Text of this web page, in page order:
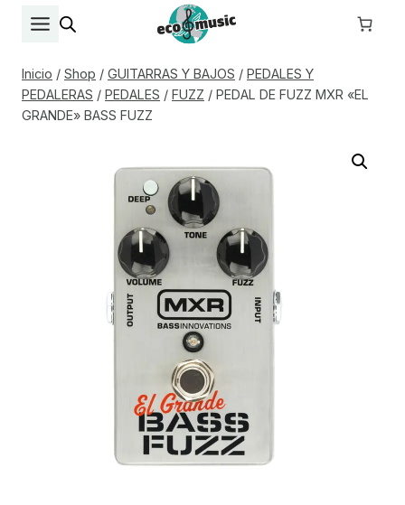
Inicio / Shop / GUITARRAS Y BAJOS / PEDALES Y
PEDALERAS / PEDALES / FUZZ / PEDAL DE FUZZ MXR «EL
GRANDE» BASS FUZZ